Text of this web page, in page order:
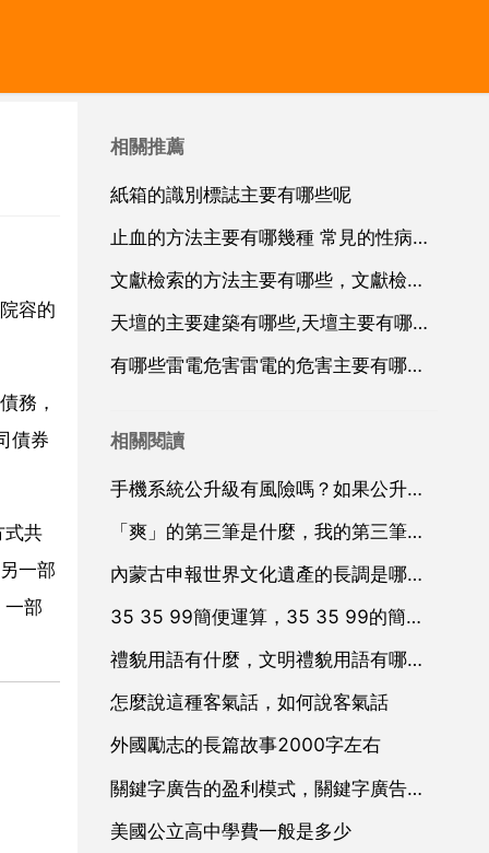
容的
務，
債券
式共
一部
部
相關推薦
紙箱的識別標誌主要有哪些呢
止血的方法主要有哪幾種 常見的性病主要哪幾種
文獻檢索的方法主要有哪些，文獻檢索方式有哪些？
天壇的主要建築有哪些,天壇主要有哪些建築
有哪些雷電危害雷電的危害主要有哪些？
相關閱讀
手機系統公升級有風險嗎？如果公升級失敗怎麼辦
「爽」的第三筆是什麼，我的第三筆是什麼
內蒙古申報世界文化遺產的長調是哪幾首
35 35 99簡便運算，35 35 99的簡便運算？
禮貌用語有什麼，文明禮貌用語有哪些？
怎麼說這種客氣話，如何說客氣話
外國勵志的長篇故事2000字左右
關鍵字廣告的盈利模式，關鍵字廣告廣告
美國公立高中學費一般是多少